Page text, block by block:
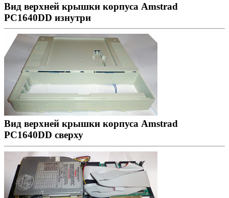
Вид верхней крышки корпуса Amstrad
PC1640DD изнутри
Вид верхней крышки корпуса Amstrad
PC1640DD сверху